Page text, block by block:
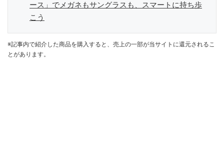
ース」でメガネもサングラスも、スマートに持ち歩
こう
※記事内で紹介した商品を購入すると、売上の一部が当サイトに還元されるこ
とがあります。